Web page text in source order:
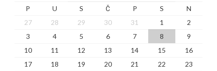
P U S Č P S
N
27
28 29 30 31 1
2
3
4 5 6 7 8
9
10
11 12 13 14 15
16
17
18 19 20 21 22
23